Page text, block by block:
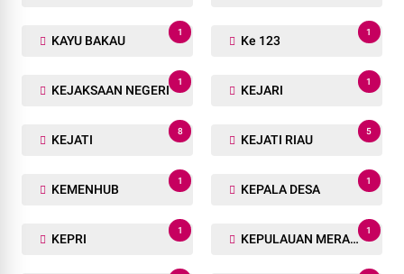
KAYU BAKAU
1
Ke 123
1
KEJAKSAAN NEGERI
1
KEJARI
1
KEJATI
8
KEJATI RIAU
5
KEMENHUB
1
KEPALA DESA
1
KEPRI
1
KEPULAUAN MERANTI
1